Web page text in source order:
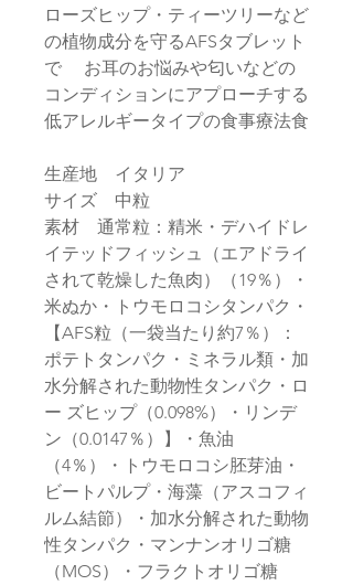
ローズヒップ・ティーツリーなど
の植物成分を守るAFSタブレット
で お耳のお悩みや匂いなどの
コンディションにアプローチする
低アレルギータイプの食事療法食
生産地 イタリア
サイズ 中粒
素材 通常粒：精米・デハイドレ
イテッドフィッシュ（エアドライ
されて乾燥した魚肉）（19％）・
米ぬか・トウモロコシタンパク・
【AFS粒（一袋当たり約7％）：
ポテトタンパク・ミネラル類・加
水分解された動物性タンパク・ロ
ー ズヒップ（0.098%）・リンデ
ン（0.0147％）】・魚油
（4％）・トウモロコシ胚芽油・
ビートパルプ・海藻（アスコフィ
ルム結節）・加水分解された動物
性タンパク・マンナンオリゴ糖
（MOS）・フラクトオリゴ糖